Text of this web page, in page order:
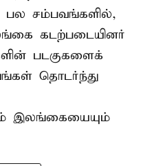
பல சம்பவங்களில்,
கடற்படையினர்
படகுகளைக்
தொடர்ந்து
இலங்கையையும்